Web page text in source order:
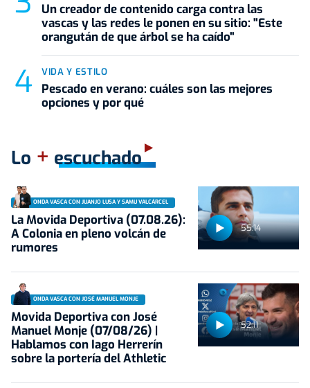
Un creador de contenido carga contra las
vascas y las redes le ponen en su sitio: "Este
orangután de que árbol se ha caído"
VIDA Y ESTILO
Pescado en verano: cuáles son las mejores
opciones y por qué
Lo + escuchado
55:14
ONDA VASCA CON JUANJO LUSA Y SAMU VALCÁRCEL
La Movida Deportiva (07.08.26):
A Colonia en pleno volcán de
rumores
52:11
ONDA VASCA CON JOSÉ MANUEL MONJE
Movida Deportiva con José
Manuel Monje (07/08/26) |
Hablamos con Iago Herrerín
sobre la portería del Athletic